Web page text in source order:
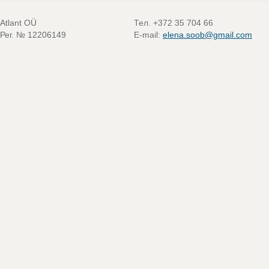
Atlant OÜ
Рег. № 12206149
Тел. +372 35 704 66
E-mail: elena.soob@gmail.com